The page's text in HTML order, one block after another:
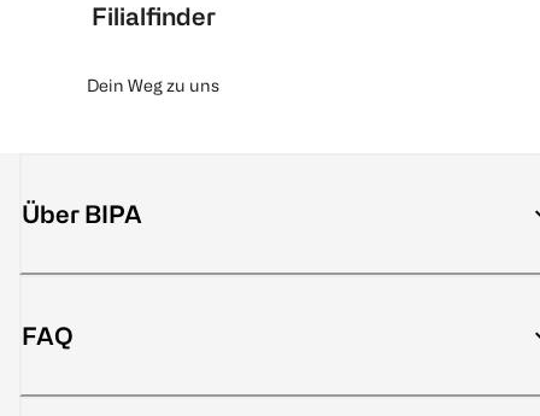
Filialfinder
Dein Weg zu uns
Über BIPA
FAQ